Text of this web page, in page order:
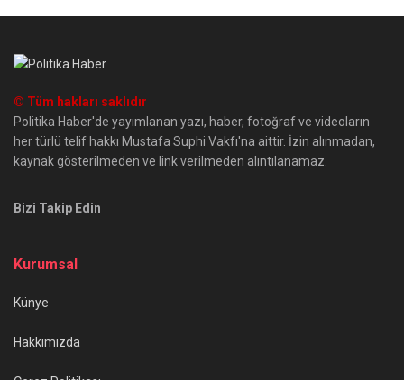
© Tüm hakları saklıdır
Politika Haber'de yayımlanan yazı, haber, fotoğraf ve videoların
her türlü telif hakkı Mustafa Suphi Vakfı'na aittir. İzin alınmadan,
kaynak gösterilmeden ve link verilmeden alıntılanamaz.
Bizi Takip Edin
Kurumsal
Künye
Hakkımızda